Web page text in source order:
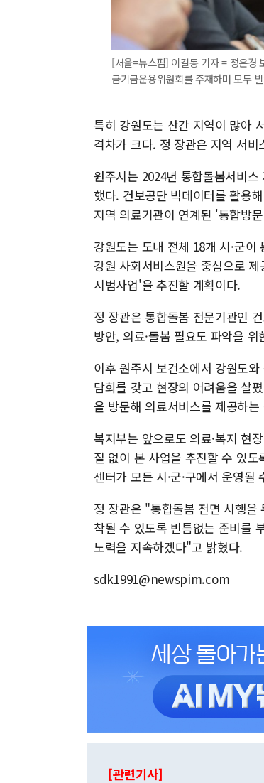
[서울=뉴스핌] 이길동 기자 = 정은경
금기금운용위원회를 주재하며 모
특히 강원도는 산간 지역이 많아
격차가 크다. 정 장관은 지역 서
원주시는 2024년 통합돌봄서비
했다. 건보공단 빅데이터를 활용
지역 의료기관이 연계된 '통합방
강원도는 도내 전체 18개 시·군
강원 사회서비스원을 중심으로
시범사업'을 추진할 계획이다.
정 장관은 통합돌봄 전문기관인
방안, 의료·돌봄 필요도 파악을
이후 원주시 보건소에서 강원도
담회를 갖고 현장의 어려움을 살
을 방문해 의료서비스를 제공하
복지부는 앞으로도 의료·복지 현
질 없이 본 사업을 추진할 수 있
센터가 모든 시·군·구에서 운영
정 장관은 "통합돌봄 전면 시행을
착될 수 있도록 빈틈없는 준비를
노력을 지속하겠다"고 밝혔다.
sdk1991@newspim.com
[관련기사]